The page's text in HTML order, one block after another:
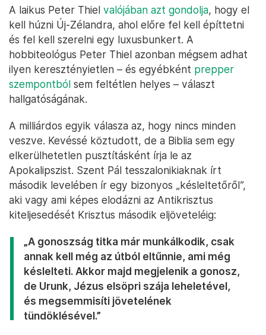
A laikus Peter Thiel valójában azt gondolja, hogy el
kell húzni Új-Zélandra, ahol előre fel kell építtetni
és fel kell szerelni egy luxusbunkert. A
hobbiteológus Peter Thiel azonban mégsem adhat
ilyen keresztényietlen – és egyébként prepper
szempontból sem feltétlen helyes – választ
hallgatóságának.
A milliárdos egyik válasza az, hogy nincs minden
veszve. Kevéssé köztudott, de a Biblia sem egy
elkerülhetetlen pusztításként írja le az
Apokalipszist. Szent Pál tesszalonikiaknak írt
második levelében ír egy bizonyos „késleltetőről”,
aki vagy ami képes elodázni az Antikrisztus
kiteljesedését Krisztus második eljöveteléig:
„A gonoszság titka már munkálkodik, csak
annak kell még az útból eltűnnie, ami még
késlelteti. Akkor majd megjelenik a gonosz,
de Urunk, Jézus elsöpri szája leheletével,
és megsemmisíti jövetelének
tündöklésével.”